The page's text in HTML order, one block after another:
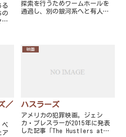
る
の
な
探索を行うためワームホールを
通過し、別の銀河系へと有人惑
／
ベ
ア
映画
ハスラーズ
アメリカの犯罪映画。ジェシ
カ・プレスラーが2015年に発表
した記事「The Hustlers at